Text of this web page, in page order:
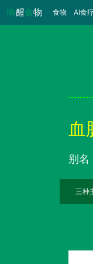
唤醒食物 食物 （当前）
AI食疗
血
别名
三种